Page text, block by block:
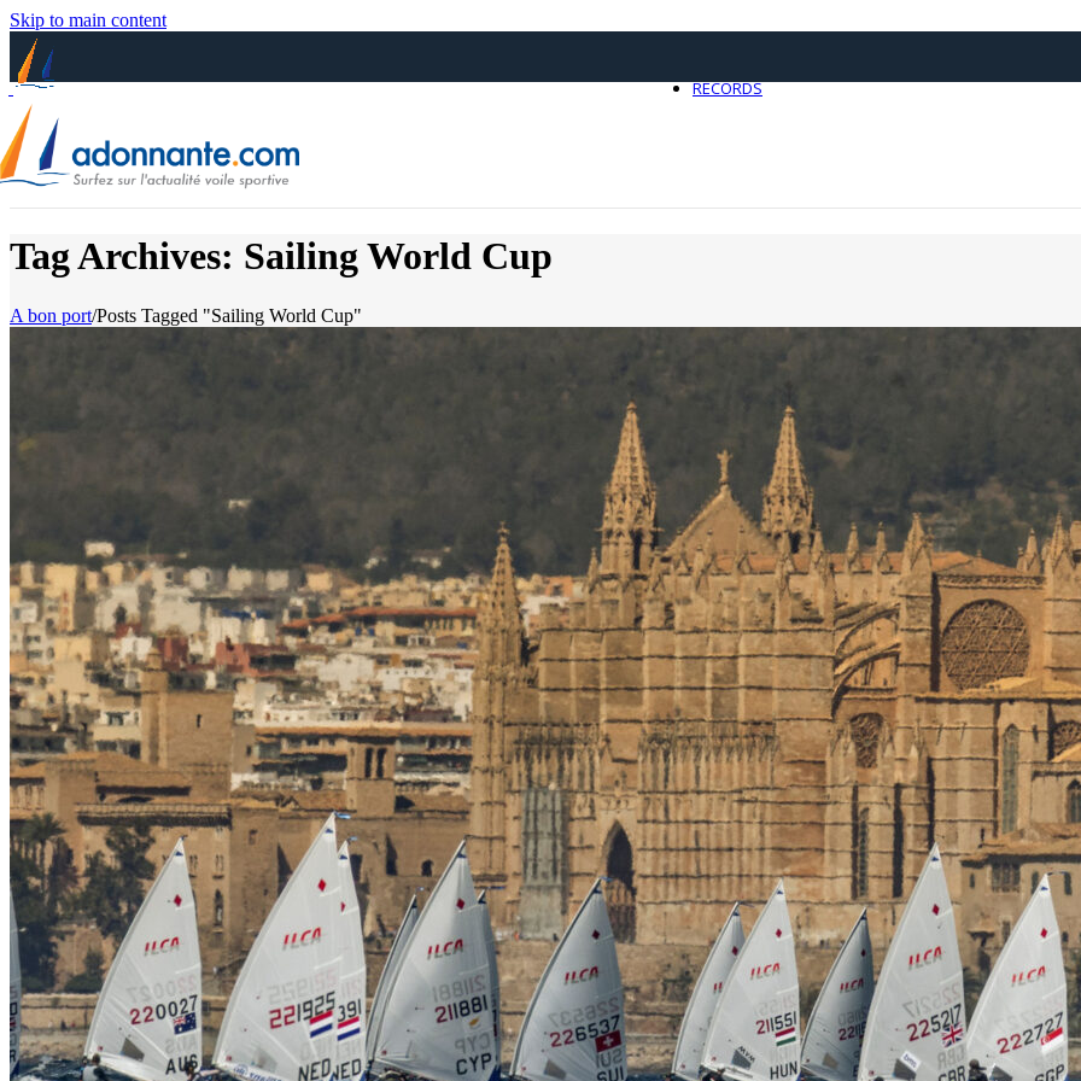
Skip to main content
0
RECORDS
05Mai
Classe Ultim 32/23,Records,Trophée Jules Verne
Un nouveau Maxi Edmond de
Source
Gitana Team
8 mai 2025
Tag Archives: Sailing World Cup
A bon port/Posts Tagged "Sailing World Cup"